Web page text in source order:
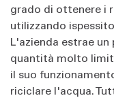
grado di ottenere i
utilizzando
L'azienda estrae
quantità molto
il suo
riciclare l'acqua.